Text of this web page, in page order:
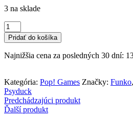
3 na sklade
množstvo
Funko
POP!
Games
-
Psyduck
Pridať do košíka
Najnižšia cena za posledných 30 dní:
Kategória: Pop! Games Značky: Funko,
Psyduck
Predchádzajúci produkt
Ďalší produkt